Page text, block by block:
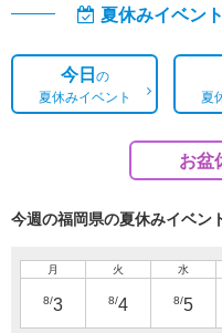
夏休みイベン
今日の
夏休みイベント
夏
お盆
今週の福岡県の夏休みイベン
月
8/3
火
8/4
水
8/5